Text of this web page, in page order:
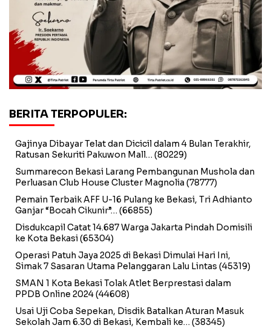
BERITA TERPOPULER:
Gajinya Dibayar Telat dan Dicicil dalam 4 Bulan Terakhir,
Ratusan Sekuriti Pakuwon Mall… (80229)
Summarecon Bekasi Larang Pembangunan Mushola dan
Perluasan Club House Cluster Magnolia (78777)
Pemain Terbaik AFF U-16 Pulang ke Bekasi, Tri Adhianto
Ganjar “Bocah Cikunir”… (66855)
Disdukcapil Catat 14.687 Warga Jakarta Pindah Domisili
ke Kota Bekasi(65304)
Operasi Patuh Jaya 2025 di Bekasi Dimulai Hari Ini,
Simak 7 Sasaran Utama Pelanggaran Lalu Lintas (45319)
SMAN 1 Kota Bekasi Tolak Atlet Berprestasi dalam
PPDB Online 2024(44608)
Usai Uji Coba Sepekan, Disdik Batalkan Aturan Masuk
Sekolah Jam 6.30 di Bekasi, Kembali ke… (38345)